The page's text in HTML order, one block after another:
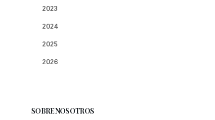
2023
2024
2025
2026
SOBRE NOSOTROS